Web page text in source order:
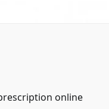
online